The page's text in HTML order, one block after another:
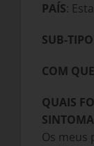
PAÍS:
SUB-
COM
QUAIS
Os meus